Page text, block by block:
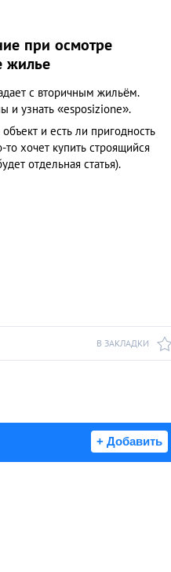
при осмотре
жилье
с вторичным жильём.
и узнать «esposizione».
и есть ли пригодность
хочет купить строящийся
отдельная статья).
В ЗАКЛАДКИ
+ Добавить